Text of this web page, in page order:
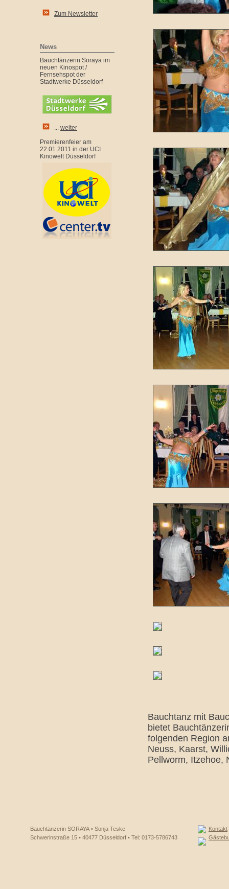
Zum Newsletter
News
Bauchtänzerin Soraya im
neuen Kinospot /
Fernsehspot der
Stadtwerke Düsseldorf
... weiter
Premierenfeier am
22.01.2011 in der UCI
Kinowelt Düsseldorf
Bauchtanz mit
bietet
folgenden Region
Neuss, Kaarst,
Pellworm, Itzehoe,
Bauchtänzerin SORAYA • Sonja Teske
Schwerinstraße 15 • 40477 Düsseldorf • Tel: 0173-5786743
Kontakt